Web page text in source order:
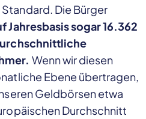
Die Bürger
Jahresbasis sogar 16.362
Wenn wir diesen
Ebene übertragen,
Geldbörsen etwa
Durchschnitt